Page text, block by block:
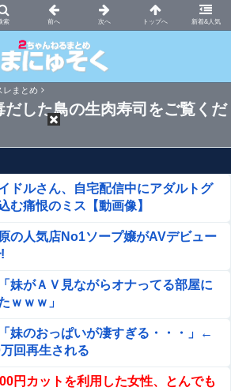
新着&人気
2chまとめニュース速報VIP
レまとめ
だした鳥の生肉寿司をご覧くだ
ドルさん、自宅配信中にアダルトグ
む痛恨のミス【動画像】
の人気店No1ソープ嬢がAVデビュー
妹がＡＶ見ながらオナってる部屋に
ｗｗｗ」
「妹のおっぱいが凄すぎる・・・」←
回再生される
円カットを利用した女性、とんでも